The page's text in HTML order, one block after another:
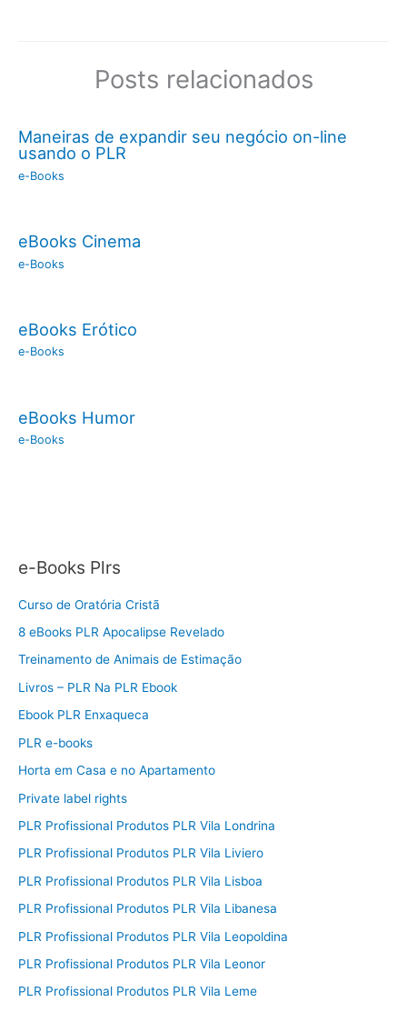
Posts relacionados
Maneiras de expandir seu negócio on-line
usando o PLR
e-Books
eBooks Cinema
e-Books
eBooks Erótico
e-Books
eBooks Humor
e-Books
e-Books Plrs
Curso de Oratória Cristã
8 eBooks PLR Apocalipse Revelado
Treinamento de Animais de Estimação
Livros – PLR Na PLR Ebook
Ebook PLR Enxaqueca
PLR e-books
Horta em Casa e no Apartamento
Private label rights
PLR Profissional Produtos PLR Vila Londrina
PLR Profissional Produtos PLR Vila Liviero
PLR Profissional Produtos PLR Vila Lisboa
PLR Profissional Produtos PLR Vila Libanesa
PLR Profissional Produtos PLR Vila Leopoldina
PLR Profissional Produtos PLR Vila Leonor
PLR Profissional Produtos PLR Vila Leme